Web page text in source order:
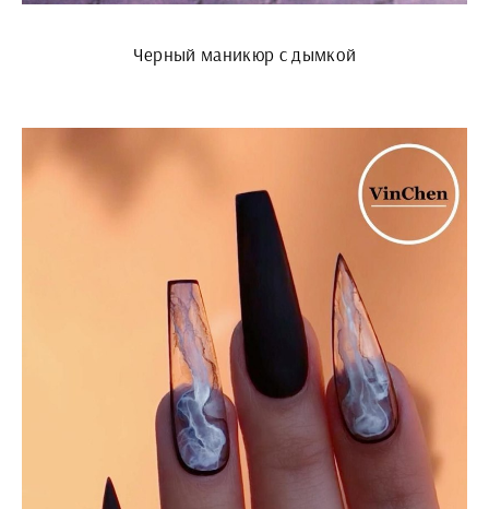
Черный маникюр с дымкой